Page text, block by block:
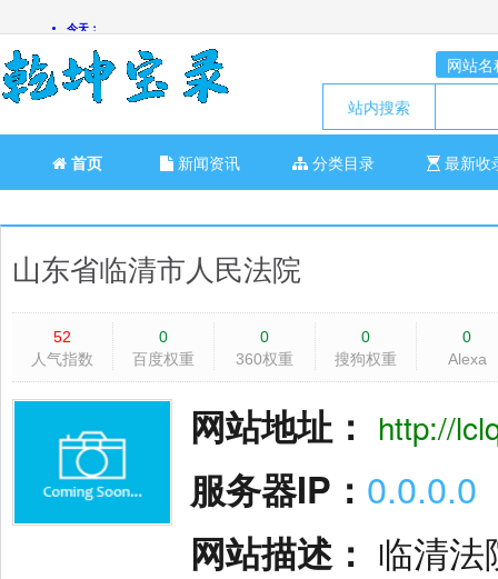
网站名
站内搜索
首页 新闻资讯 分类目录 最新收
山东省临清市人民法院
52
人气指数
0
百度权重
0
360权重
0
搜狗权重
0
Alexa
网站地址： http://
服务器IP： 0.0.0.0
网站描述： 临清法